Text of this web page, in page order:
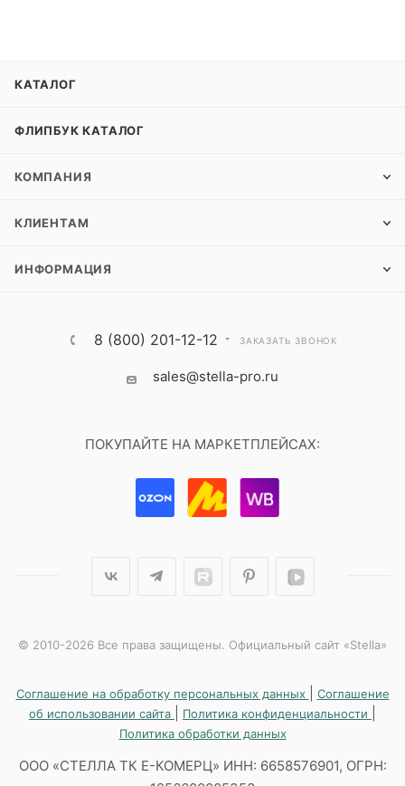
КАТАЛОГ
ФЛИПБУК КАТАЛОГ
КОМПАНИЯ
КЛИЕНТАМ
ИНФОРМАЦИЯ
8 (800) 201-12-12 ЗАКАЗАТЬ ЗВОНОК
sales@stella-pro.ru
ПОКУПАЙТЕ НА МАРКЕТПЛЕЙСАХ:
© 2010-2026 Все права защищены. Официальный сайт «Stella»
Соглашение на обработку персональных данных
Соглашение
об использовании сайта
Политика конфиденциальности
Политика обработки данных
ООО «СТЕЛЛА ТК Е-КОМЕРЦ» ИНН: 6658576901, ОГРН: